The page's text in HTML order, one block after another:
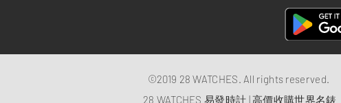
©2019 28 WATCHES. All rights reserved.
28 WATCHES 易發時計 | 高價收購世界名錶